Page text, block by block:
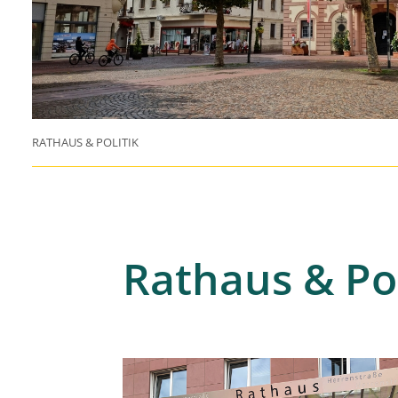
RATHAUS & POLITIK
Rathaus &